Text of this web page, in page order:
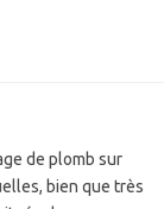
de plomb sur
bien que très